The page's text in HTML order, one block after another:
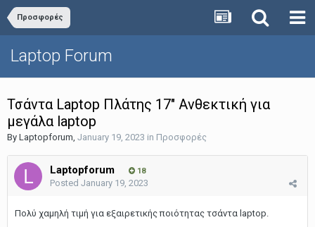
Προσφορές
Laptop Forum
Τσάντα Laptop Πλάτης 17" Ανθεκτική για
μεγάλα laptop
By Laptopforum, January 19, 2023 in Προσφορές
Laptopforum 18
Posted January 19, 2023
Πολύ χαμηλή τιμή για εξαιρετικής ποιότητας τσάντα laptop.